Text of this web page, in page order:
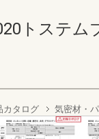
トステム
カタログ 気密材・